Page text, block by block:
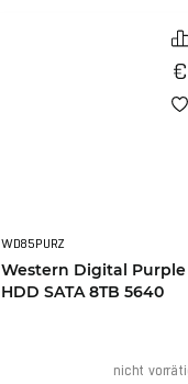
WD85PURZ
Western Digital Purple
HDD SATA 8TB 5640
nicht